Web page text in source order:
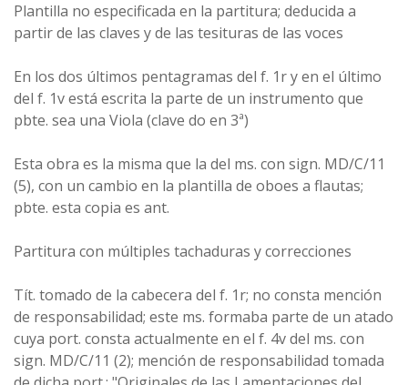
Plantilla no especificada en la partitura; deducida a
partir de las claves y de las tesituras de las voces
En los dos últimos pentagramas del f. 1r y en el último
del f. 1v está escrita la parte de un instrumento que
pbte. sea una Viola (clave do en 3ª)
Esta obra es la misma que la del ms. con sign. MD/C/11
(5), con un cambio en la plantilla de oboes a flautas;
pbte. esta copia es ant.
Partitura con múltiples tachaduras y correcciones
Tít. tomado de la cabecera del f. 1r; no consta mención
de responsabilidad; este ms. formaba parte de un atado
cuya port. consta actualmente en el f. 4v del ms. con
sign. MD/C/11 (2); mención de responsabilidad tomada